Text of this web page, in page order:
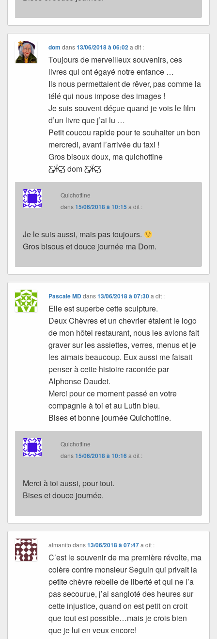
dom dans13/06/2018 à 06:02 a dit :
Toujours de merveilleux souvenirs, ces
livres qui ont égayé notre enfance …
Ils nous permettaient de rêver, pas comme la
télé qui nous impose des images !
Je suis souvent déçue quand je vois le film
d’un livre que j’ai lu …
Petit coucou rapide pour te souhaiter un bon
mercredi, avant l’arrivée du taxi !
Gros bisoux doux, ma quichottine
Ƹ̵̡Ӝ̵̨̄Ʒ dom Ƹ̵̡Ӝ̵̨̄Ʒ
Quichottine
dans15/06/2018 à 10:15 a dit :
Je le suis aussi, mais pas toujours.
Gros bisous et douce journée ma Dom.
Pascale MDdans13/06/2018 à 07:30 a dit :
Elle est superbe cette sculpture.
Deux Chèvres et un chevrier étaient le logo
de mon hôtel restaurant, nous les avions fait
graver sur les assiettes, verres, menus et je
les aimais beaucoup. Eux aussi me faisait
penser à cette histoire racontée par
Alphonse Daudet.
Merci pour ce moment passé en votre
compagnie à toi et au Lutin bleu.
Bises et bonne journée Quichottine.
Quichottine
dans15/06/2018 à 10:16a dit :
Merci à toi aussi, pour tout.
Bises et douce journée.
almanito dans13/06/2018 à 07:47 a dit :
C’est le souvenir de ma première révolte, ma
colère contre monsieur Seguin qui privait la
petite chèvre rebelle de liberté et qui ne l’a
pas secourue, j’ai sangloté des heures sur
cette injustice, quand on est petit on croit
que tout est possible…mais je crois bien
que je lui en veux encore!